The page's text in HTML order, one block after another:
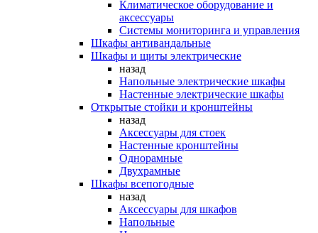
Климатическое оборудование и
аксессуары
Системы мониторинга и управления
Шкафы антивандальные
Шкафы и щиты электрические
назад
Напольные электрические шкафы
Настенные электрические шкафы
Открытые стойки и кронштейны
назад
Аксессуары для стоек
Настенные кронштейны
Однорамные
Двухрамные
Шкафы всепогодные
назад
Аксессуары для шкафов
Напольные